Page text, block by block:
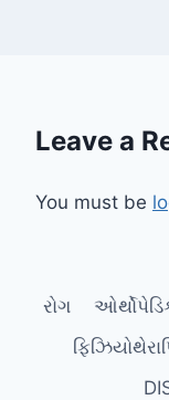
Leave a
You must be
રોગ